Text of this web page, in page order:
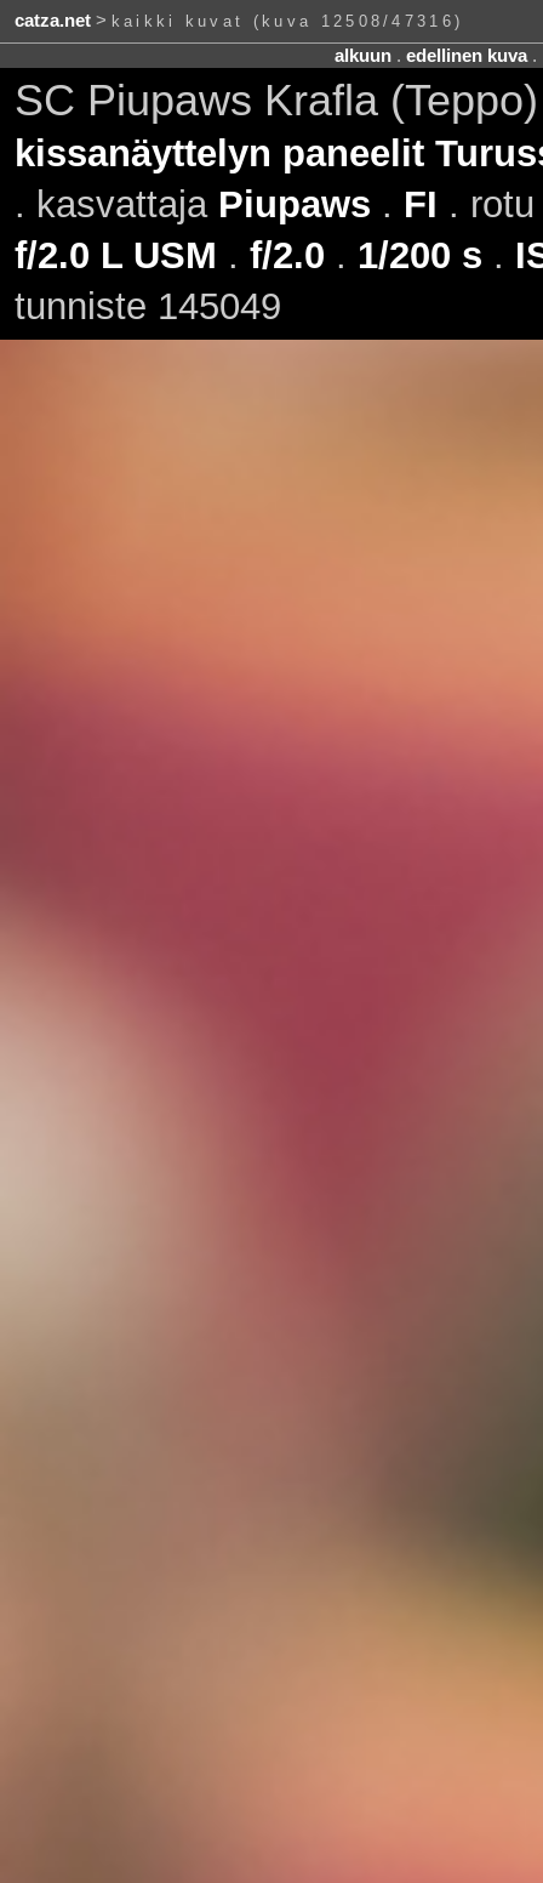
catza.net> kaikki kuvat (kuva 12508/47316)
alkuun. edellinen kuva.
SC Piupaws Krafla
kissanäyttelyn paneelit
. kasvattaja Piupaws . FI .
f/2.0 L USM . f/2.0 . 1/200 s .
tunniste 145049